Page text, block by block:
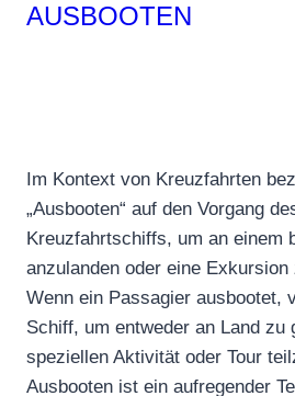
AUSBOOTEN
Im Kontext von Kreuzfahrten
„Ausbooten“ auf den Vorgang
Kreuzfahrtschiffs, um an einem
anzulanden oder eine Exkursion
Wenn ein Passagier ausbootet,
Schiff, um entweder an Land zu
speziellen Aktivität oder Tour
Ausbooten ist ein aufregender